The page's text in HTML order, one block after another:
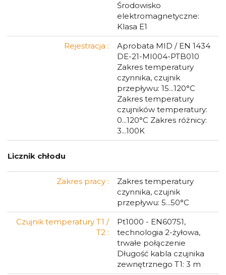
Środowisko
elektromagnetyczne:
Klasa E1
Rejestracja :
Aprobata MID / EN 1434
DE-21-MI004-PTB010
Zakres temperatury
czynnika, czujnik
przepływu: 15...120°C
Zakres temperatury
czujników temperatury:
0...120°C Zakres różnicy:
3...100K
Licznik chłodu
Zakres pracy :
Zakres temperatury
czynnika, czujnik
przepływu: 5...50°C
Czujnik temperatury T1 /
T2 :
Pt1000 - EN60751,
technologia 2-żyłowa,
trwałe połączenie
Długość kabla czujnika
zewnętrznego T1: 3 m